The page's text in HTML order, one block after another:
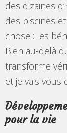
des dizaines
des piscines
chose : les
Bien au-delà
transforme
et je vais
pour la vie